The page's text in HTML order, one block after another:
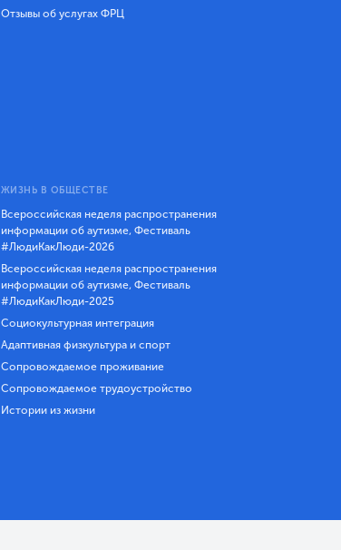
Отзывы об услугах ФРЦ
ЖИЗНЬ В ОБЩЕСТВЕ
Всероссийская неделя распространения
информации об аутизме, Фестиваль
#ЛюдиКакЛюди-2026
Всероссийская неделя распространения
информации об аутизме, Фестиваль
#ЛюдиКакЛюди-2025
Социокультурная интеграция
Адаптивная физкультура и спорт
Сопровождаемое проживание
Сопровождаемое трудоустройство
Истории из жизни